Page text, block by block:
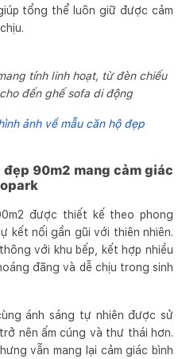
tổng thể luôn giữ được cảm
tính linh hoạt, từ đèn chiếu
đến ghế sofa di động
ảnh về mẫu căn hộ đẹp
đẹp 90m2 mang cảm giác
được thiết kế theo phong
kết nối gần gũi với thiên nhiên.
với khu bếp, kết hợp nhiều
đãng và dễ chịu trong sinh
ánh sáng tự nhiên được sử
nên ấm cúng và thư thái hơn.
vẫn mang lại cảm giác bình